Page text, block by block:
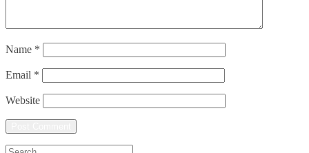
Name *
Email *
Website